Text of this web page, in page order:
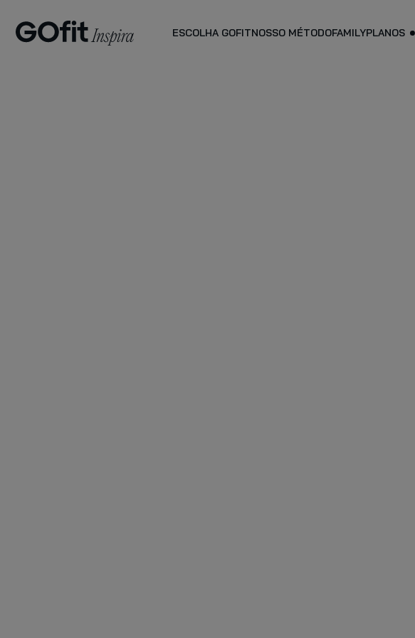
ESCOLHA GOFITNOSSO MÉTODOFAMILYPLANOS